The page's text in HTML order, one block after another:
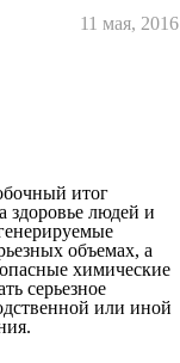
11 мая, 2016
итог
здоровье людей и
объемах, а
химические
серьезное
или иной